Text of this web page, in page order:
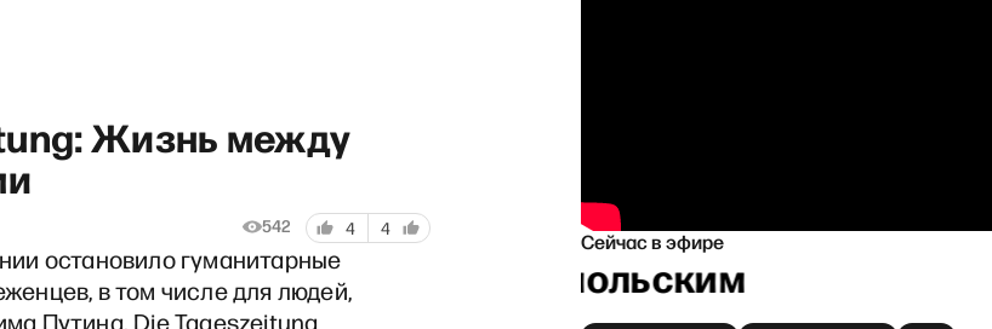
Жизнь между
542 4 4
остановило гуманитарные
в том числе для людей,
Путина. Die Tageszeitung
Сейчас в эфире
полдень» с Матвеем Ганапольским